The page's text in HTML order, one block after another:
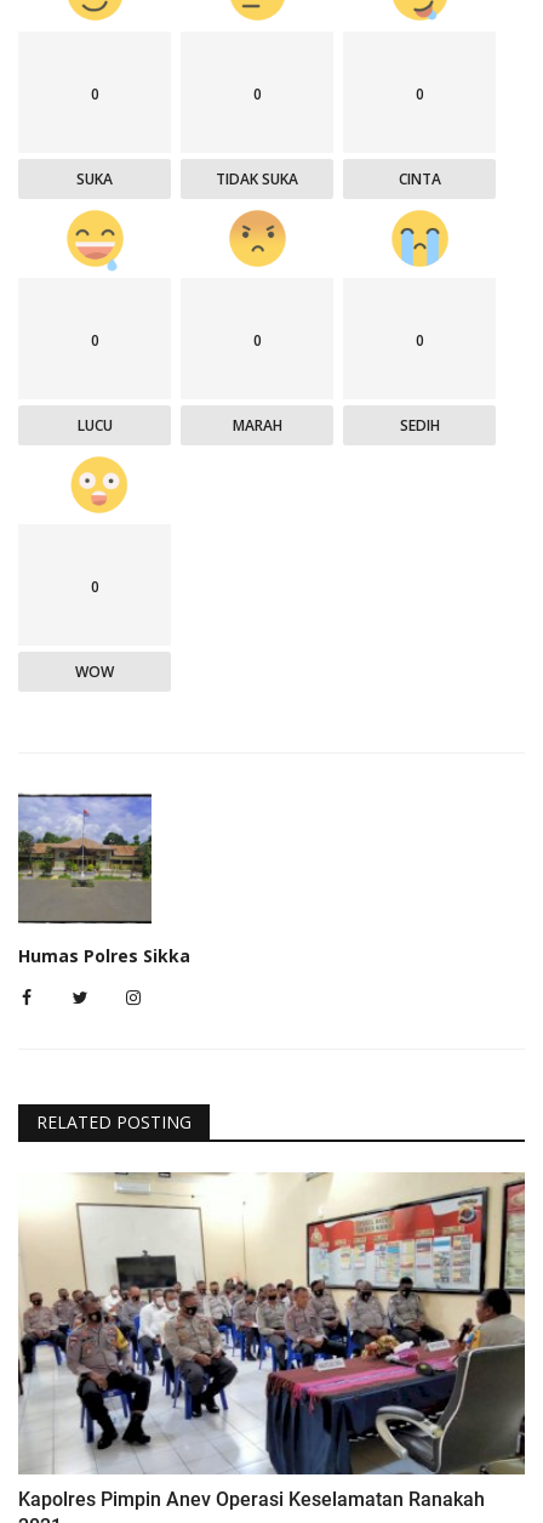
0
SUKA
0
TIDAK SUKA
0
CINTA
0
LUCU
0
MARAH
0
SEDIH
0
WOW
Humas Polres Sikka
RELATED POSTING
Kapolres Pimpin Anev Operasi Keselamatan Ranakah